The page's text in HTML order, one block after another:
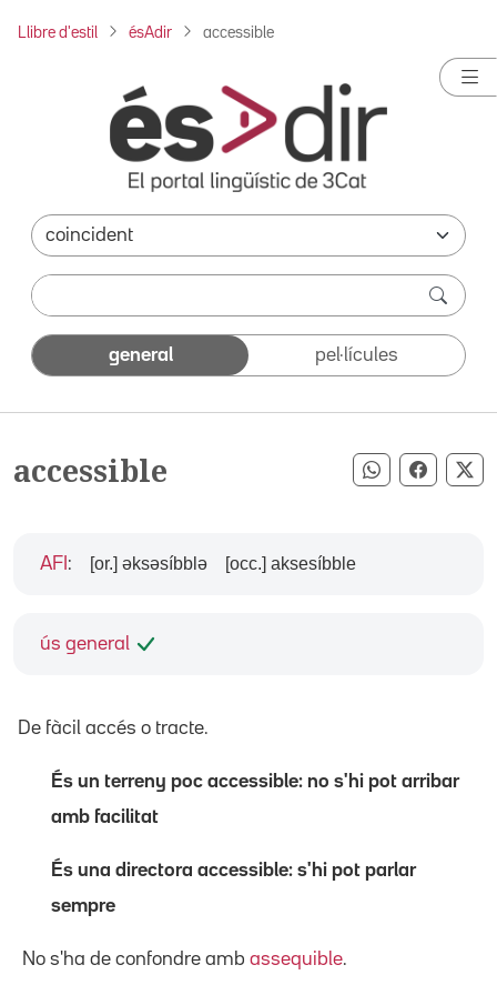
Llibre d'estil ésAdir accessible
general pel·lícules
accessible Compartir
ús general
AFI : [or.] əksəsíbblə [occ.] aksesíbble
De fàcil accés o tracte.
És un terreny poc accessible: no s'hi pot arribar
amb facilitat
És una directora accessible: s'hi pot parlar
sempre
No s'ha de confondre amb assequible.